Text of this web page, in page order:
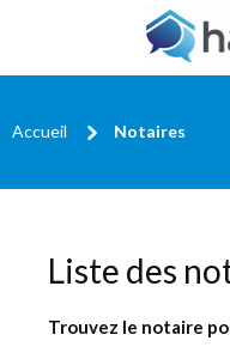
Accueil Notaires
Liste des
Trouvez le notaire